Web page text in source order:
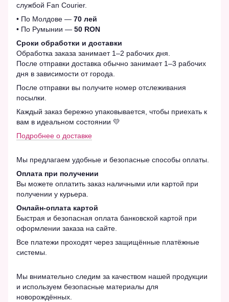
службой Fan Courier.
• По Молдове — 70 лей
• По Румынии — 50 RON
Сроки обработки и доставки
Обработка заказа занимает 1–2 рабочих дня.
После отправки доставка обычно занимает 1–3 рабочих
дня в зависимости от города.
После отправки вы получите номер отслеживания
посылки.
Каждый заказ бережно упаковывается, чтобы приехать к
вам в идеальном состоянии 💛
Подробнее о доставке
Мы предлагаем удобные и безопасные способы оплаты.
Оплата при получении
Вы можете оплатить заказ наличными или картой при
получении у курьера.
Онлайн-оплата картой
Быстрая и безопасная оплата банковской картой при
оформлении заказа на сайте.
Все платежи проходят через защищённые платёжные
системы.
Мы внимательно следим за качеством нашей продукции
и используем безопасные материалы для
новорождённых.